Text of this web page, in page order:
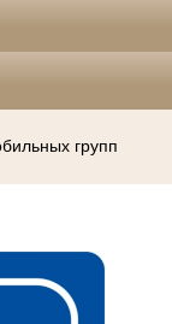
групп